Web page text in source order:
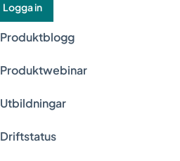
Logga in
Produktblogg
Produktwebinar
Utbildningar
Driftstatus